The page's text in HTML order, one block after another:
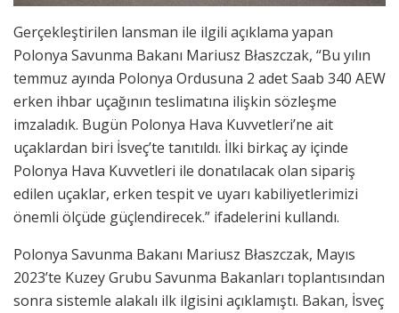
Gerçekleştirilen lansman ile ilgili açıklama yapan
Polonya Savunma Bakanı Mariusz Błaszczak, “Bu yılın
temmuz ayında Polonya Ordusuna 2 adet Saab 340 AEW
erken ihbar uçağının teslimatına ilişkin sözleşme
imzaladık. Bugün Polonya Hava Kuvvetleri’ne ait
uçaklardan biri İsveç’te tanıtıldı. İlki birkaç ay içinde
Polonya Hava Kuvvetleri ile donatılacak olan sipariş
edilen uçaklar, erken tespit ve uyarı kabiliyetlerimizi
önemli ölçüde güçlendirecek.” ifadelerini kullandı.
Polonya Savunma Bakanı Mariusz Błaszczak, Mayıs
2023’te Kuzey Grubu Savunma Bakanları toplantısından
sonra sistemle alakalı ilk ilgisini açıklamıştı. Bakan, İsveç